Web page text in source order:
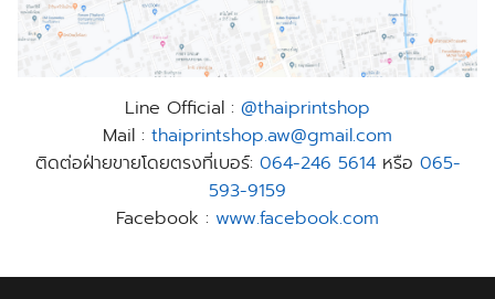
Line Official : @thaiprintshop
Mail : thaiprintshop.aw@gmail.com
ติดต่อฝ่ายขายโดยตรงที่เบอร์: 064-246 5614หรือ 065-
593-9159
Facebook : www.facebook.com